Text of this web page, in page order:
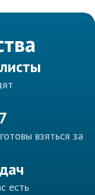
взяться за
есть